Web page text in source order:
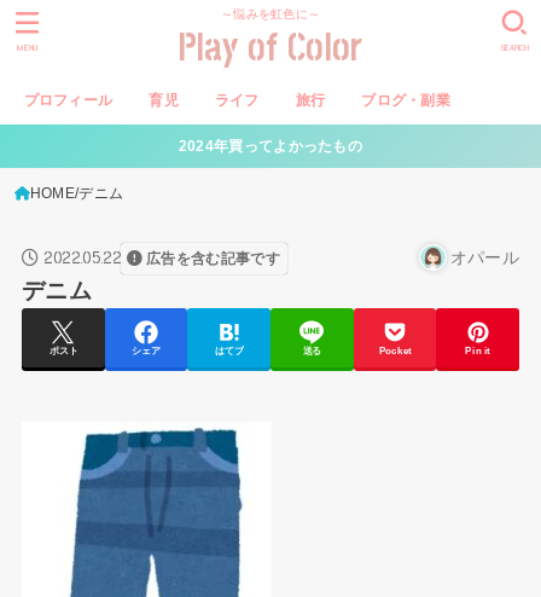
～悩みを虹色に～
Play of Color
プロフィール 育児 ライフ 旅行 ブログ・副業
SEARCH
MENU
2024年買ってよかったもの
HOME デニム
2022.05.22 広告を含む記事です オパール
デニム
ポスト シェア はてブ 送る Pocket Pin it